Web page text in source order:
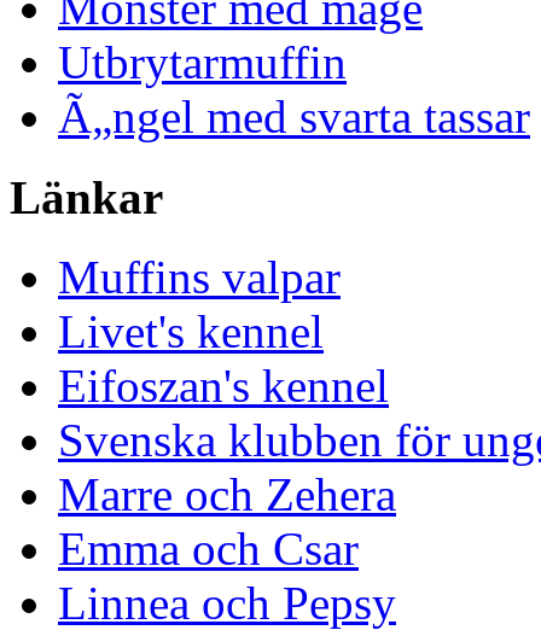
Utbrytarmuffin
Ã„ngel med svarta tassar
Länkar
Muffins valpar
Livet's kennel
Eifoszan's kennel
Svenska klubben för
Marre och Zehera
Emma och Csar
Linnea och Pepsy